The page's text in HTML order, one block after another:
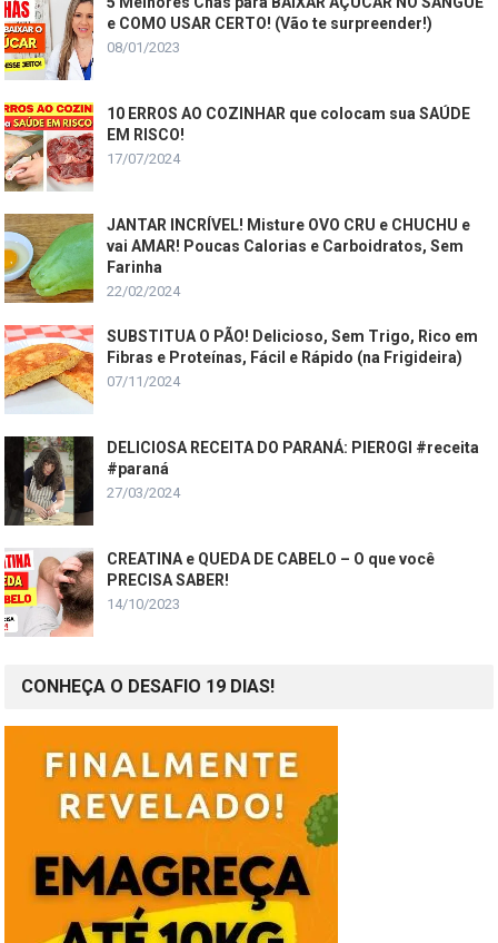
e COMO USAR CERTO! (Vão te surpreender!)
08/01/2023
10 ERROS AO COZINHAR que colocam sua SAÚDE
EM RISCO!
17/07/2024
JANTAR INCRÍVEL! Misture OVO CRU e CHUCHU e
vai AMAR! Poucas Calorias e Carboidratos, Sem
Farinha
22/02/2024
SUBSTITUA O PÃO! Delicioso, Sem Trigo, Rico em
Fibras e Proteínas, Fácil e Rápido (na Frigideira)
07/11/2024
DELICIOSA RECEITA DO PARANÁ: PIEROGI #receita
#paraná
27/03/2024
CREATINA e QUEDA DE CABELO – O que você
PRECISA SABER!
14/10/2023
CONHEÇA O DESAFIO 19 DIAS!